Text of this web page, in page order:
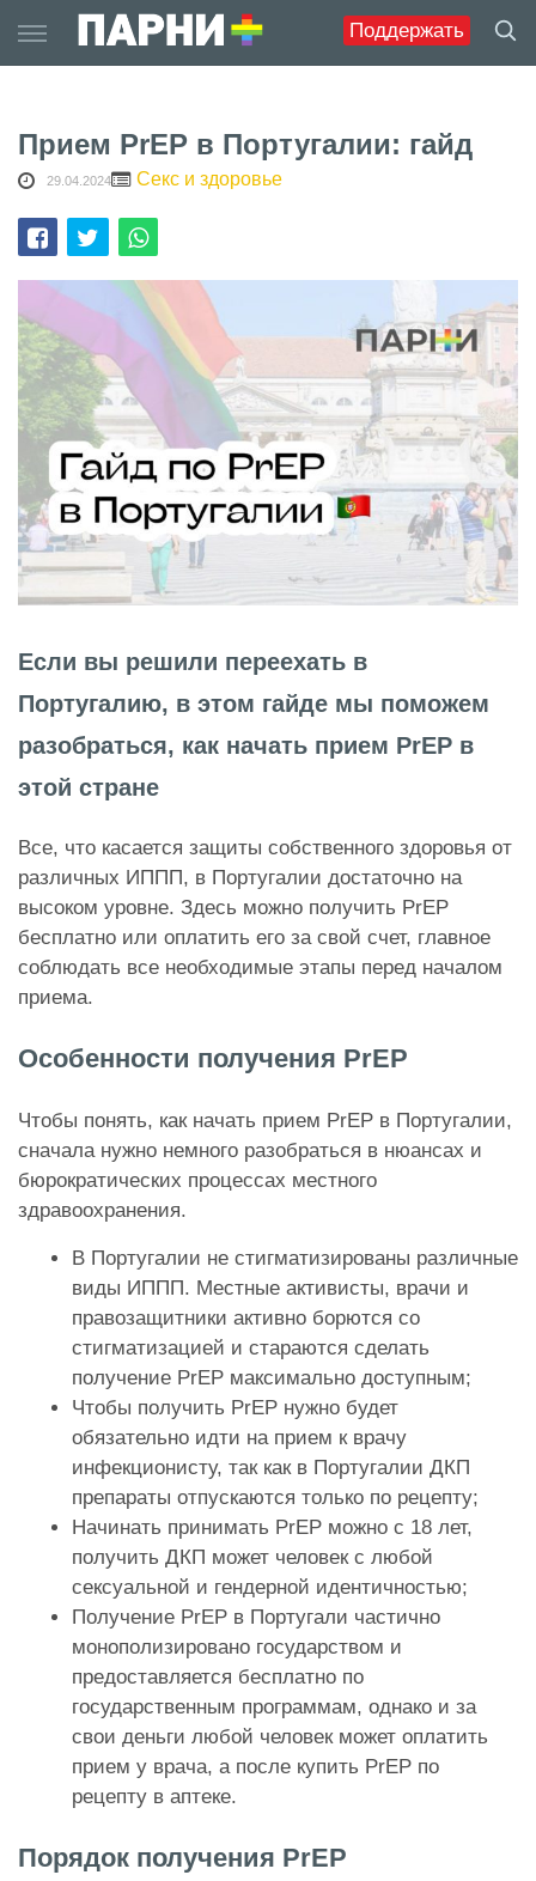
Поддержать
to
content
Прием PrEP в Португалии: гайд
29.04.2024 Секс и здоровье
Если вы решили переехать в
Португалию, в этом гайде мы поможем
разобраться, как начать прием PrEP в
этой стране
Все, что касается защиты собственного здоровья от
различных ИППП, в Португалии достаточно на
высоком уровне. Здесь можно получить PrEP
бесплатно или оплатить его за свой счет, главное
соблюдать все необходимые этапы перед началом
приема.
Особенности получения PrEP
Чтобы понять, как начать прием PrEP в Португалии,
сначала нужно немного разобраться в нюансах и
бюрократических процессах местного
здравоохранения.
В Португалии не стигматизированы различные
виды ИППП. Местные активисты, врачи и
правозащитники активно борются со
стигматизацией и стараются сделать
получение PrEP максимально доступным;
Чтобы получить PrEP нужно будет
обязательно идти на прием к врачу
инфекционисту, так как в Португалии ДКП
препараты отпускаются только по рецепту;
Начинать принимать PrEP можно с 18 лет,
получить ДКП может человек с любой
сексуальной и гендерной идентичностью;
Получение PrEP в Португали частично
монополизировано государством и
предоставляется бесплатно по
государственным программам, однако и за
свои деньги любой человек может оплатить
прием у врача, а после купить PrEP по
рецепту в аптеке.
Порядок получения PrEP